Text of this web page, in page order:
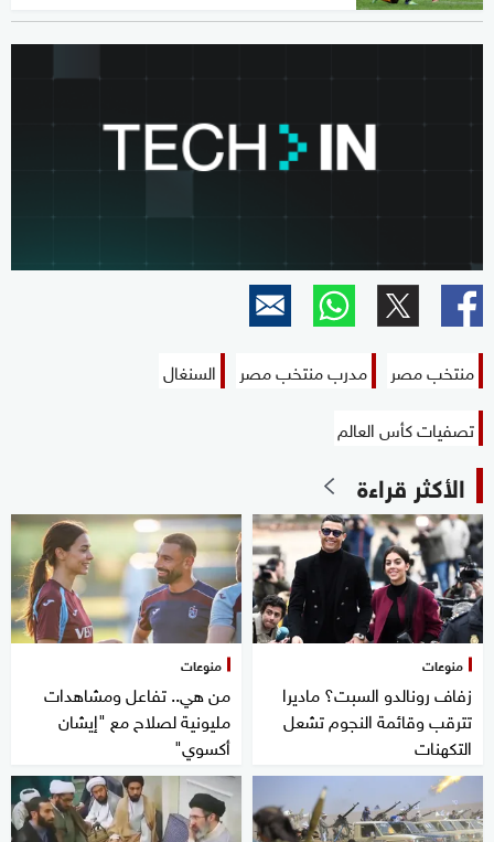
منتخب مصر مدرب منتخب مصر
السنغال
تصفيات كأس العالم
الأكثر قراءة
منوعات
زفاف رونالدو السبت؟ ماديرا
تترقب وقائمة النجوم تشعل
التكهنات
منوعات
من هي.. تفاعل ومشاهدات
مليونية لصلاح مع "إيشان
أكسوي"